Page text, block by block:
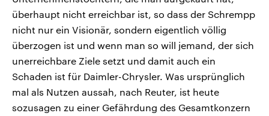
überhaupt nicht erreichbar ist, so dass der Schrempp
nicht nur ein Visionär, sondern eigentlich völlig
überzogen ist und wenn man so will jemand, der sich
unerreichbare Ziele setzt und damit auch ein
Schaden ist für Daimler-Chrysler. Was ursprünglich
mal als Nutzen aussah, nach Reuter, ist heute
sozusagen zu einer Gefährdung des Gesamtkonzern